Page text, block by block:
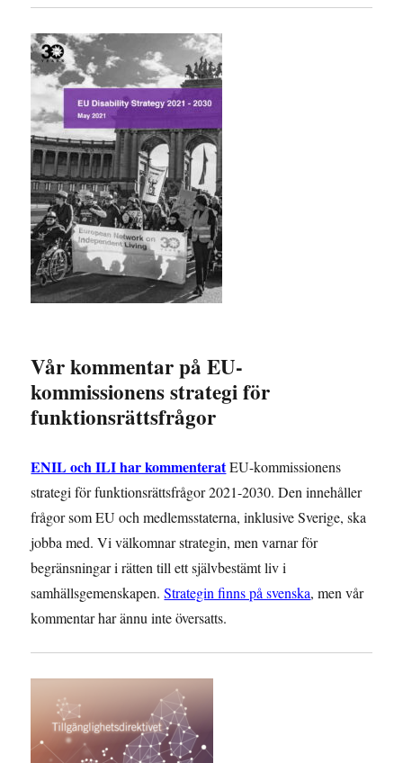
Vår kommentar på EU-
kommissionens strategi för
funktionsrättsfrågor
ENIL och ILI har kommenteratEU-kommissionens
strategi för funktionsrättsfrågor 2021-2030. Den innehåller
frågor som EU och medlemsstaterna, inklusive Sverige, ska
jobba med. Vi välkomnar strategin, men varnar för
begränsningar i rätten till ett självbestämt liv i
samhällsgemenskapen.Strategin finns på svenska, men vår
kommentar har ännu inte översatts.